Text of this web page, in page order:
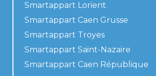
Smartappart Lorient
Smartappart Caen Grusse
Smartappart Troyes
Smartappart Saint-Nazaire
Smartappart Caen République